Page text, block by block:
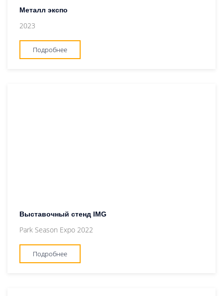
Металл экспо
2023
Подробнее
Выставочный стенд IMG
Park Season Expo 2022
Подробнее